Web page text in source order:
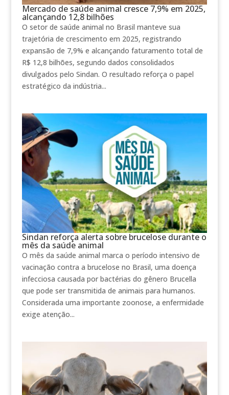
Mercado de saúde animal cresce 7,9% em 2025,
alcançando 12,8 bilhões
O setor de saúde animal no Brasil manteve sua
trajetória de crescimento em 2025, registrando
expansão de 7,9% e alcançando faturamento total de
R$ 12,8 bilhões, segundo dados consolidados
divulgados pelo Sindan. O resultado reforça o papel
estratégico da indústria...
Sindan reforça alerta sobre brucelose durante o
mês da saúde animal
O mês da saúde animal marca o período intensivo de
vacinação contra a brucelose no Brasil, uma doença
infecciosa causada por bactérias do gênero Brucella
que pode ser transmitida de animais para humanos.
Considerada uma importante zoonose, a enfermidade
exige atenção...